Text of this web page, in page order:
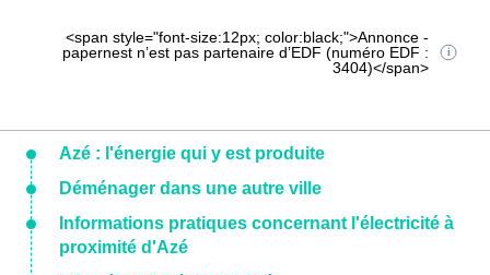
<span style="font-size:12px; color:black;">Annonce -
papernest n’est pas partenaire d’EDF (numéro EDF :
3404)</span>
Azé : l'énergie qui y est produite
Déménager dans une autre ville
Informations pratiques concernant l'électricité à
proximité d'Azé